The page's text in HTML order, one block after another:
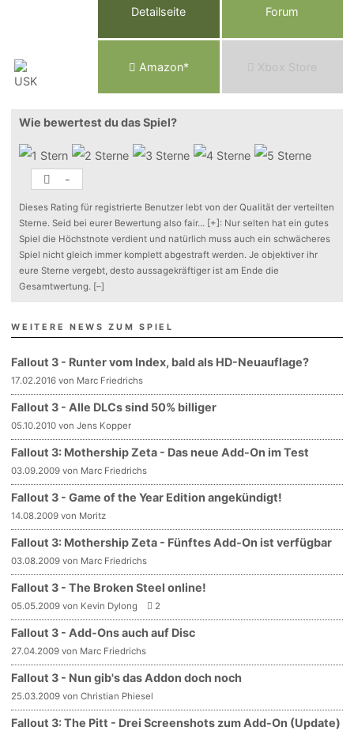
Detailseite Forum
Amazon* Xbox Store
Wie bewertest du das Spiel?
-
Dieses Rating für registrierte Benutzer lebt von der Qualität der verteilten
Sterne. Seid bei eurer Bewertung also fair... [+] : Nur selten hat ein gutes
Spiel die Höchstnote verdient und natürlich muss auch ein schwächeres
Spiel nicht gleich immer komplett abgestraft werden. Je objektiver ihr
eure Sterne vergebt, desto aussagekräftiger ist am Ende die
Gesamtwertung. [–]
WEITERE NEWS ZUM SPIEL
Fallout 3 - Runter vom Index, bald als HD-Neuauflage?
17.02.2016 von Marc Friedrichs
Fallout 3 - Alle DLCs sind 50% billiger
05.10.2010 von Jens Kopper
Fallout 3: Mothership Zeta - Das neue Add-On im Test
03.09.2009 von Marc Friedrichs
Fallout 3 - Game of the Year Edition angekündigt!
14.08.2009 von Moritz
Fallout 3: Mothership Zeta - Fünftes Add-On ist verfügbar
03.08.2009 von Marc Friedrichs
Fallout 3 - The Broken Steel online!
05.05.2009 von Kevin Dylong 2
Fallout 3 - Add-Ons auch auf Disc
27.04.2009 von Marc Friedrichs
Fallout 3 - Nun gib's das Addon doch noch
25.03.2009 von Christian Phiesel
Fallout 3: The Pitt - Drei Screenshots zum Add-On (Update)